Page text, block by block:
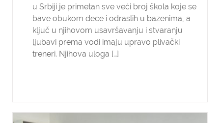
u Srbiji je primetan sve veći broj škola koje se
bave obukom dece i odraslih u bazenima, a
ključ u njihovom usavršavanju i stvaranju
ljubavi prema vodi imaju upravo plivački
treneri. Njihova uloga […]